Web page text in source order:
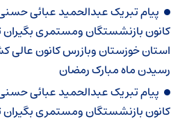
پیام تبریک عبدالحمید عبائی
کانون بازنشستگان ومستمری بگیران
استان خوزستان وبازرس کانون عالی
رسیدن ماه مبارک رمضان
پیام تبریک عبدالحمید عبائی
کانون بازنشستگان ومستمری بگیران